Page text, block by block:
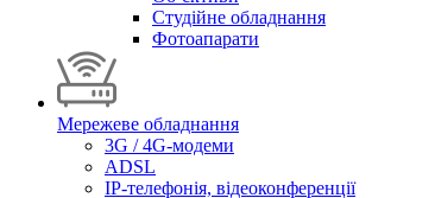
Студійне обладнання
Фотоапарати
Мережеве обладнання
3G / 4G-модеми
ADSL
IP-телефонія, відеоконференції